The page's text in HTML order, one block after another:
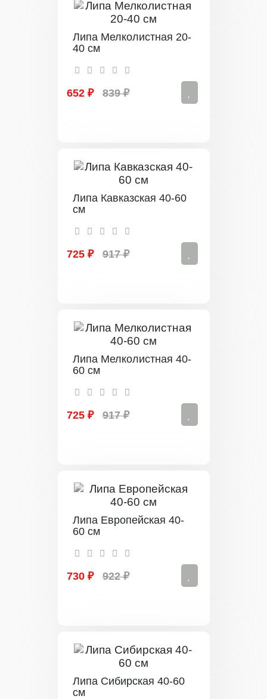
Липа Мелколистная 20-
40 см
652 ₽ 839 ₽
Липа Кавказская 40-60
см
725 ₽ 917 ₽
Липа Мелколистная 40-
60 см
725 ₽ 917 ₽
Липа Европейская 40-
60 см
730 ₽ 922 ₽
Липа Сибирская 40-60
см